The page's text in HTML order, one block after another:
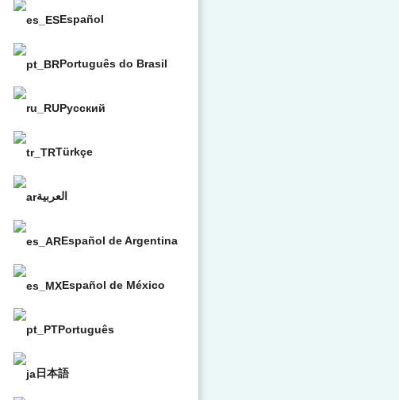
Español
Português do Brasil
Русский
Türkçe
العربية
Español de Argentina
Español de México
Português
日本語